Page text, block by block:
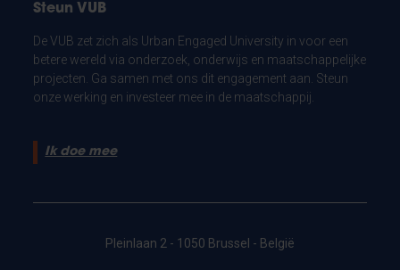
Steun VUB
De VUB zet zich als Urban Engaged University in voor een
betere wereld via onderzoek, onderwijs en maatschappelijke
projecten. Ga samen met ons dit engagement aan. Steun
onze werking en investeer mee in de maatschappij.
Ik doe mee
Pleinlaan 2 - 1050 Brussel - België